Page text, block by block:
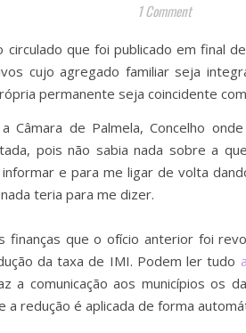
1 Comment
circulado que foi publicado em final
cujo agregado familiar seja
permanente seja coincidente
Câmara de Palmela, Concelho
pois não sabia nada sobre a
e para me ligar de volta
teria para me dizer.
finanças que o ofício anterior foi
da taxa de IMI. Podem ler tudo
a comunicação aos municípios os
a redução é aplicada de forma